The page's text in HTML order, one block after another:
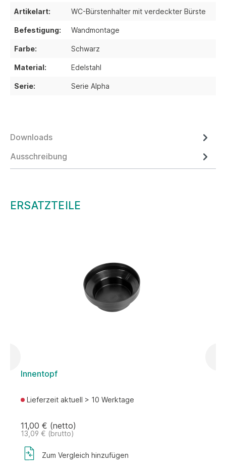
Artikelart: WC-Bürstenhalter mit verdeckter Bürste
Befestigung: Wandmontage
Farbe: Schwarz
Material: Edelstahl
Serie: Serie Alpha
Downloads
Ausschreibung
ERSATZTEILE
Innentopf
Lieferzeit aktuell > 10 Werktage
11,00 € (netto)
13,09 € (brutto)
Zum Vergleich hinzufügen